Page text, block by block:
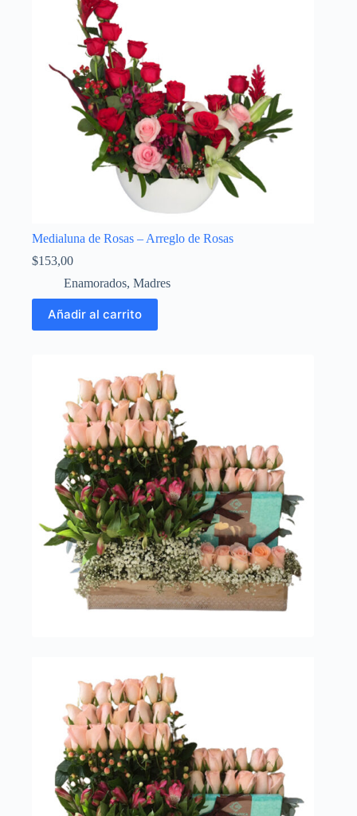
Medialuna de Rosas – Arreglo de Rosas
$153,00
Enamorados, Madres
Añadir al carrito